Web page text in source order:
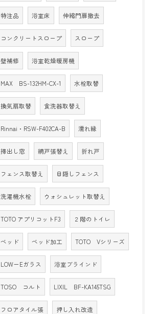
特注品 浴室床 伸縮門扉撤去
コンクリートスロープ スロープ
壁補修 浴室乾燥暖房機
MAX BS-132HM-CX-1 水栓取替
換気扇取替 食洗器取替え
Rinnai・RSW-F402CA-B 濡れ縁
掃出し窓 網戸張替え 折れ戸
フェンス取替え 目隠しフェンス
洗濯機水栓 ウォシュレット取替え
TOTO アプリコットF3 ２階のトイレ
ベッド ベッド加工 TOTO Vシリーズ
LOW－Eガラス 浴室ブラインド
TOSO コルト LIXIL BF-KA145TSG
フロアタイル張 押し入れ改造